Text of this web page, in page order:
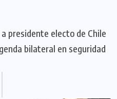
presidente electo de Chile
bilateral en seguridad